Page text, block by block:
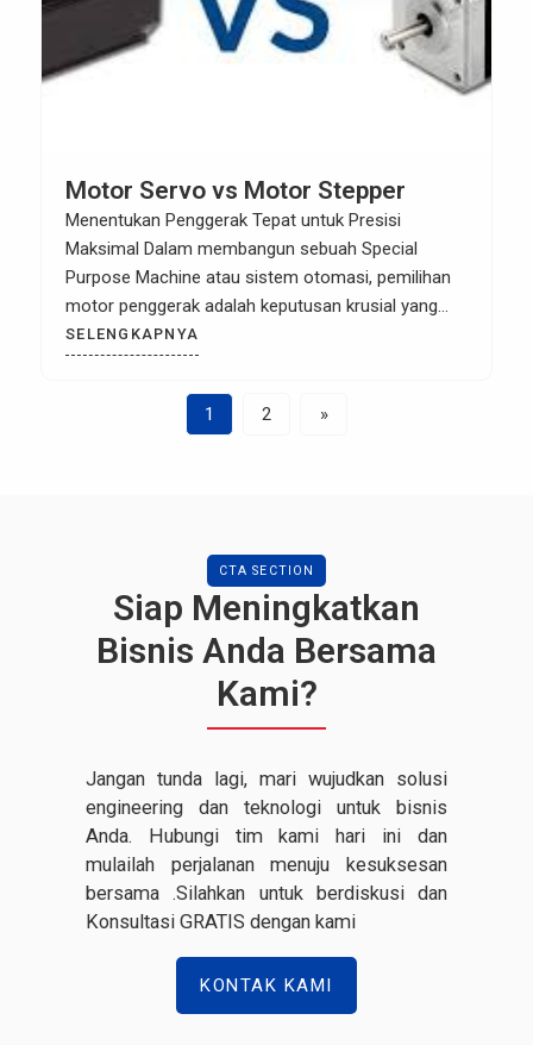
Motor Servo vs Motor Stepper
Menentukan Penggerak Tepat untuk Presisi
Maksimal Dalam membangun sebuah Special
Purpose Machine atau sistem otomasi, pemilihan
motor penggerak adalah keputusan krusial yang
menentukan performa akhir. Dua pilihan yang paling
sering diperdebatkan adalah Motor Servo dan
Motor Stepper. Meskipun keduanya digunakan
untuk kontrol posisi, cara kerja dan karakteristiknya
SELENGKAPNYA
1 2 »
CTA SECTION
Siap Meningkatkan
Bisnis Anda Bersama
Kami?
Jangan tunda lagi, mari wujudkan solusi
engineering dan teknologi untuk bisnis
Anda. Hubungi tim kami hari ini dan
mulailah perjalanan menuju kesuksesan
bersama .Silahkan untuk berdiskusi dan
Konsultasi GRATIS dengan kami
KONTAK KAMI